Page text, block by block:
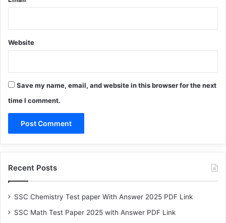
Website
Save my name, email, and website in this browser for the next
time I comment.
Recent Posts
SSC Chemistry Test paper With Answer 2025 PDF Link
SSC Math Test Paper 2025 with Answer PDF Link